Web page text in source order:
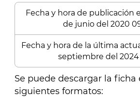
Fecha y hora de publicación
de junio del 2020
Fecha y hora de la última
septiembre del 2024
Se puede descargar la ficha
siguientes formatos: